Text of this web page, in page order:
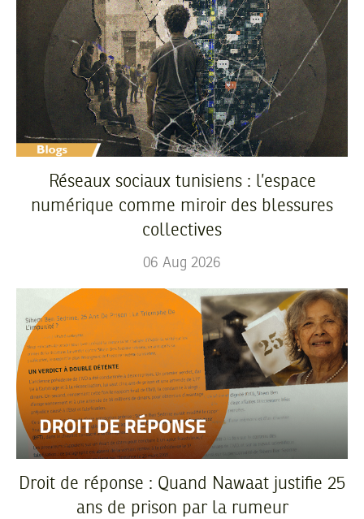
Réseaux sociaux tunisiens : l’espace
numérique comme miroir des blessures
collectives
06 Aug 2026
Droit de réponse : Quand Nawaat justifie 25
ans de prison par la rumeur